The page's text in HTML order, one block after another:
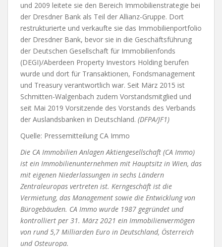
und 2009 leitete sie den Bereich Immobilienstrategie bei
der Dresdner Bank als Teil der Allianz-Gruppe. Dort
restrukturierte und verkaufte sie das Immobilienportfolio
der Dresdner Bank, bevor sie in die Geschäftsführung
der Deutschen Gesellschaft für Immobilienfonds
(DEGI)/Aberdeen Property Investors Holding berufen
wurde und dort für Transaktionen, Fondsmanagement
und Treasury verantwortlich war. Seit März 2015 ist
Schmitten-Walgenbach zudem Vorstandsmitglied und
seit Mai 2019 Vorsitzende des Vorstands des Verbands
der Auslandsbanken in Deutschland. (DFPA/JF1)
Quelle: Pressemitteilung CA Immo
Die CA Immobilien Anlagen Aktiengesellschaft (CA Immo)
ist ein Immobilienunternehmen mit Hauptsitz in Wien, das
mit eigenen Niederlassungen in sechs Ländern
Zentraleuropas vertreten ist. Kerngeschäft ist die
Vermietung, das Management sowie die Entwicklung von
Bürogebäuden. CA Immo wurde 1987 gegründet und
kontrolliert per 31. März 2021 ein Immobilienvermögen
von rund 5,7 Milliarden Euro in Deutschland, Österreich
und Osteuropa.